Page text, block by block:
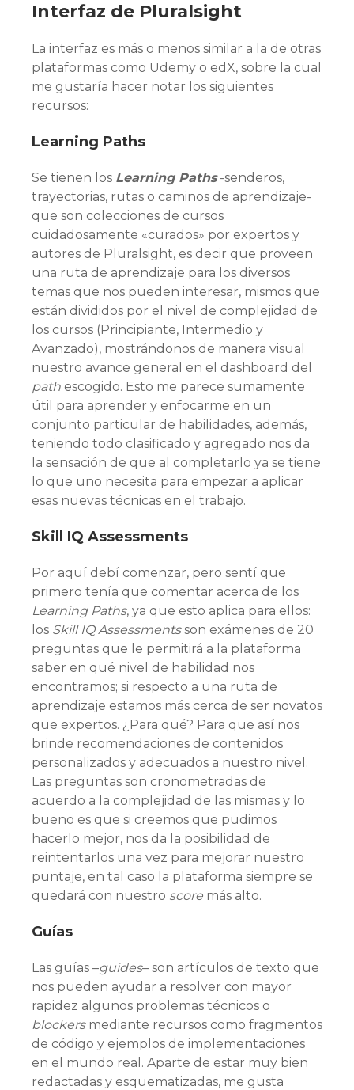
Interfaz de Pluralsight
La interfaz es más o menos similar a la de otras
plataformas como Udemy o edX, sobre la cual
me gustaría hacer notar los siguientes
recursos:
Learning Paths
Se tienen los Learning Paths-senderos,
trayectorias, rutas o caminos de aprendizaje-
que son colecciones de cursos
cuidadosamente «curados» por expertos y
autores de Pluralsight, es decir que proveen
una ruta de aprendizaje para los diversos
temas que nos pueden interesar, mismos que
están divididos por el nivel de complejidad de
los cursos (Principiante, Intermedio y
Avanzado), mostrándonos de manera visual
nuestro avance general en el dashboard del
path escogido. Esto me parece sumamente
útil para aprender y enfocarme en un
conjunto particular de habilidades, además,
teniendo todo clasificado y agregado nos da
la sensación de que al completarlo ya se tiene
lo que uno necesita para empezar a aplicar
esas nuevas técnicas en el trabajo.
Skill IQ Assessments
Por aquí debí comenzar, pero sentí que
primero tenía que comentar acerca de los
Learning Paths, ya que esto aplica para ellos:
los Skill IQ Assessmentsson exámenes de 20
preguntas que le permitirá a la plataforma
saber en qué nivel de habilidad nos
encontramos; si respecto a una ruta de
aprendizaje estamos más cerca de ser novatos
que expertos. ¿Para qué? Para que así nos
brinde recomendaciones de contenidos
personalizados y adecuados a nuestro nivel.
Las preguntas son cronometradas de
acuerdo a la complejidad de las mismas y lo
bueno es que si creemos que pudimos
hacerlo mejor, nos da la posibilidad de
reintentarlos una vez para mejorar nuestro
puntaje, en tal caso la plataforma siempre se
quedará con nuestro score más alto.
Guías
Las guías –guides– son artículos de texto que
nos pueden ayudar a resolver con mayor
rapidez algunos problemas técnicos o
blockersmediante recursos como fragmentos
de código y ejemplos de implementaciones
en el mundo real. Aparte de estar muy bien
redactadas y esquematizadas, me gusta